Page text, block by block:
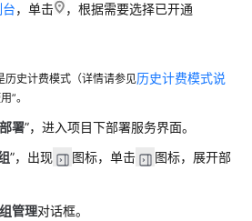
，单击
，根据需要选择已开通
历史计费模式（详情请参见历史计费模式说
”。
署”，进入项目下部署服务界面。
”，出现 图标，单击
图标，展开部
管理对话框。